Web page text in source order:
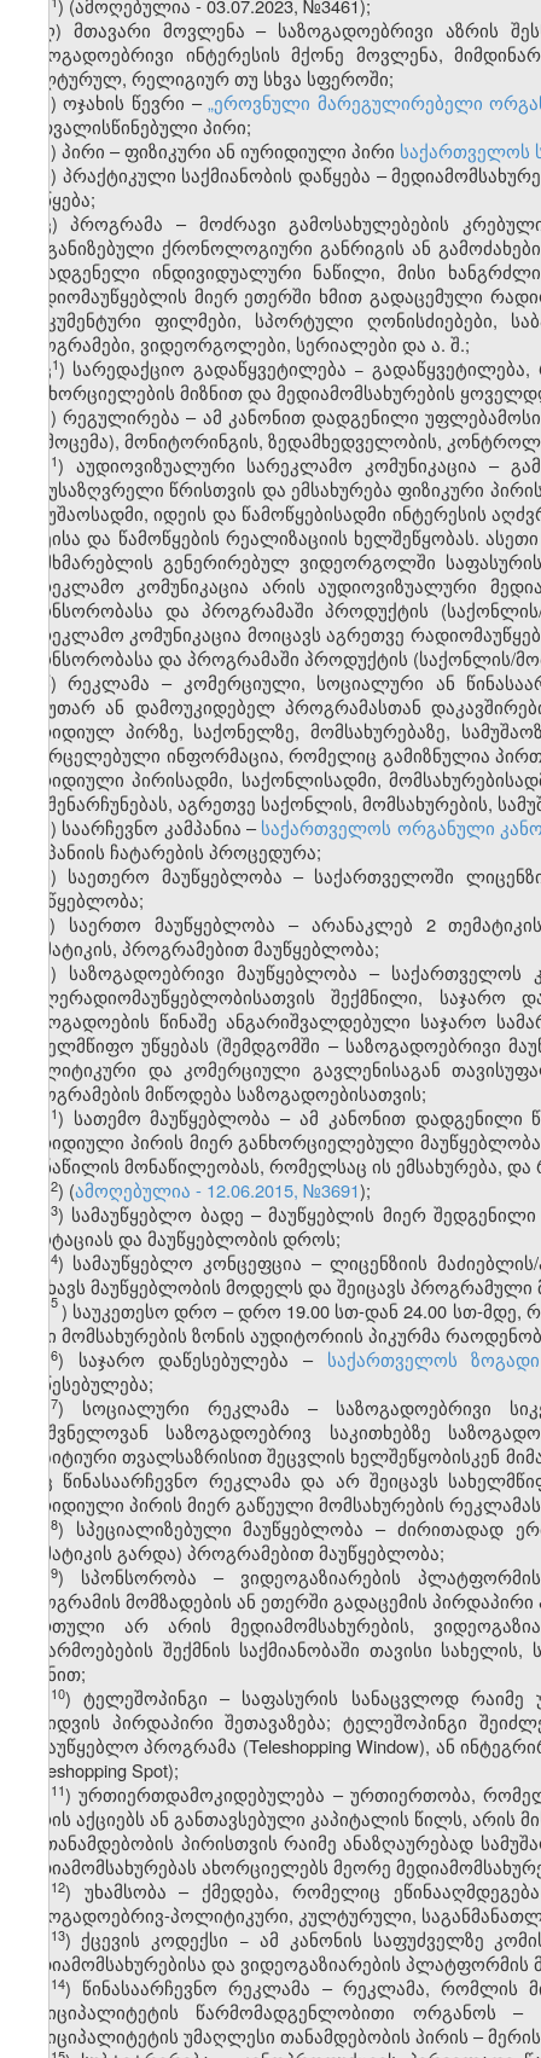
) (ამოღებულია - 03.07.2023, №3461);
ღ) მთავარი მოვლენა – საზოგადოებრივი აზრის
საზოგადოებრივი ინტერესის მქონე მოვლენა,
კულტურულ, რელიგიურ თუ სხვა სფეროში;
ყ) ოჯახის წევრი –„ეროვნული მარეგულირებელი
გათვალისწინებული პირი;
შ) პირი – ფიზიკური ან იურიდიული პირი საქართველოს
ჩ) პრაქტიკული საქმიანობის დაწყება –
დაწყება;
ც) პროგრამა – მოძრავი გამოსახულებების
ორგანიზებული ქრონოლოგიური განრიგის ან
შემადგენელი ინდივიდუალური ნაწილი, მისი
რადიომაუწყებლის მიერ ეთერში ხმით გადაცემული
დოკუმენტური ფილმები, სპორტული ღონისძიებები,
პროგრამები, ვიდეორგოლები, სერიალები და ა. შ.;
ც​1) სარედაქციო გადაწყვეტილება −
განხორციელების მიზნით და მედიამომსახურების
ძ) რეგულირება – ამ კანონით დადგენილი
(გამოცემა), მონიტორინგის, ზედამხედველობის,
​1) აუდიოვიზუალური სარეკლამო კომუნიკაცია –
განუსაზღვრელი წრისთვის და ემსახურება ფიზიკური
სამუშაოსადმი, იდეის და წამოწყებისადმი ინტერესის
იდეისა და წამოწყების რეალიზაციის ხელშეწყობას.
მომხმარებლის გენერირებულ ვიდეორგოლში
სარეკლამო კომუნიკაცია არის აუდიოვიზუალური
სპონსორობასა და პროგრამაში პროდუქტის
სარეკლამო კომუნიკაცია მოიცავს აგრეთვე
სპონსორობასა და პროგრამაში პროდუქტის (საქონლის/
წ) რეკლამა – კომერციული, სოციალური ან
საკუთარ ან დამოუკიდებელ პროგრამასთან
იურიდიულ პირზე, საქონელზე, მომსახურებაზე,
გავრცელებული ინფორმაცია, რომელიც გამიზნულია
იურიდიული პირისადმი, საქონლისადმი,
და შენარჩუნებას, აგრეთვე საქონლის, მომსახურების,
ჭ) საარჩევნო კამპანია – საქართველოს ორგანული
კამპანიის ჩატარების პროცედურა;
ხ) საეთერო მაუწყებლობა – საქართველოში
მაუწყებლობა;
ჯ) საერთო მაუწყებლობა – არანაკლებ 2
თემატიკის, პროგრამებით მაუწყებლობა;
ჰ) საზოგადოებრივი მაუწყებლობა – საქართველოს
ტელერადიომაუწყებლობისათვის შექმნილი, საჯარო
საზოგადოების წინაშე ანგარიშვალდებული საჯარო
სახელმწიფო უწყებას (შემდგომში – საზოგადოებრივი
პოლიტიკური და კომერციული გავლენისაგან
პროგრამების მიწოდება საზოგადოებისათვის;
​1) სათემო მაუწყებლობა – ამ კანონით
იურიდიული პირის მიერ განხორციელებული
იმ ნაწილის მონაწილეობას, რომელსაც ის ემსახურება,
​2) (ამოღებულია - 12.06.2015, №3691);
​3) სამაუწყებლო ბადე – მაუწყებლის მიერ
ანოტაციას და მაუწყებლობის დროს;
​4) სამაუწყებლო კონცეფცია – ლიცენზიის
ასახავს მაუწყებლობის მოდელს და შეიცავს
5 ) საუკეთესო დრო – დრო 19.00 სთ-დან 24.00 სთ-მდე,
მისი მომსახურების ზონის აუდიტორიის პიკურმა
​6) საჯარო დაწესებულება – საქართველოს
დაწესებულება;
​7) სოციალური რეკლამა – საზოგადოებრივი
მნიშვნელოვან საზოგადოებრივ საკითხებზე
პოზიტიური თვალსაზრისით შეცვლის ხელშეწყობისკენ
არც წინასაარჩევნო რეკლამა და არ შეიცავს
იურიდიული პირის მიერ გაწეული მომსახურების
​8) სპეციალიზებული მაუწყებლობა – ძირითადად
თემატიკის გარდა) პროგრამებით მაუწყებლობა;
​9) სპონსორობა – ვიდეოგაზიარების
პროგრამის მომზადების ან ეთერში გადაცემის
ჩართული არ არის მედიამომსახურების,
ნაწარმოებების შექმნის საქმიანობაში თავისი
მიზნით;
​10) ტელეშოპინგი – საფასურის სანაცვლოდ რაიმე
მიყიდვის პირდაპირი შეთავაზება; ტელეშოპინგი
სამაუწყებლო პროგრამა (Teleshopping Window), ან
(Teleshopping Spot);
​11) ურთიერთდამოკიდებულება – ურთიერთობა,
პირის აქციებს ან განთავსებული კაპიტალის წილს, არის
ან თანამდებობის პირისთვის რაიმე ანაზღაურებად
მედიამომსახურებას ახორციელებს მეორე
​12) უხამსობა – ქმედება, რომელიც
საზოგადოებრივ-პოლიტიკური, კულტურული,
​13) ქცევის კოდექსი − ამ კანონის საფუძველზე
მედიამომსახურებისა და ვიდეოგაზიარების პლატფორმის
​14) წინასაარჩევნო რეკლამა – რეკლამა, რომლის
მუნიციპალიტეტის წარმომადგენლობითი ორგანოს
მუნიციპალიტეტის უმაღლესი თანამდებობის პირის –